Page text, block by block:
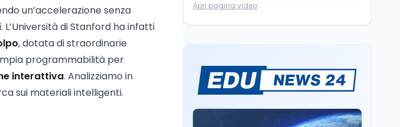
un’accelerazione senza
di Stanford ha infatti
, dotata di straordinarie
programmabilità per
interattiva. Analizziamo in
sui materiali intelligenti.
Riforma del calcio, si
Mario Occhiuto
L'8 agosto è la Giornata
europea in memoria
delle vittime del lavoro.
Istituita dal Parlamento
di Strasburgo in ricordo
Apri pagina video